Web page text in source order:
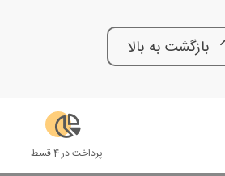
بازگشت به بالا
پرداخت در 4 قسط